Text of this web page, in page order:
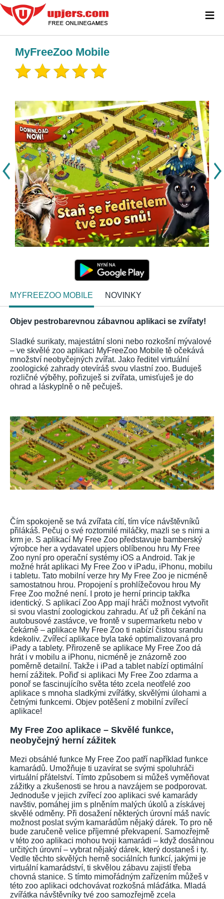
MyFreeZoo Mobile
MYFREEZOO MOBILE NOVINKY
Objev pestrobarevnou zábavnou aplikaci se zvířaty!
Sladké surikaty, majestátní sloni nebo rozkošní mývalové
– ve skvělé zoo aplikaci MyFreeZoo Mobile tě očekává
množství neobyčejných zvířat. Jako ředitel virtuální
zoologické zahrady otevíráš svou vlastní zoo. Buduješ
rozličné výběhy, pořizuješ si zvířata, umisťuješ je do
ohrad a láskyplně o ně pečuješ.
Čím spokojeně se tvá zvířata cítí, tím více návštěvníků
přilákáš. Pečuj o své roztomilé miláčky, mazli se s nimi a
krm je. S aplikací My Free Zoo představuje bamberský
výrobce her a vydavatel upjers oblíbenou hru My Free
Zoo nyní pro operační systémy iOS a Android. Tak je
možné hrát aplikaci My Free Zoo v iPadu, iPhonu, mobilu
i tabletu. Tato mobilní verze hry My Free Zoo je nicméně
samostatnou hrou. Propojení s prohlížečovou hrou My
Free Zoo možné není. I proto je herní princip takřka
identický. S aplikací Zoo App mají hráči možnost vytvořit
si svou vlastní zoologickou zahradu. Ať už při čekání na
autobusové zastávce, ve frontě v supermarketu nebo v
čekárně – aplikace My Free Zoo ti nabízí čistou srandu
kdekoliv. Zvířecí aplikace byla také optimalizovaná pro
iPady a tablety. Přirozeně se aplikace My Free Zoo dá
hrát i v mobilu a iPhonu, nicméně je znázorně zoo
poměrně detailní. Takže i iPad a tablet nabízí optimální
herní zážitek. Pořiď si aplikaci My Free Zoo zdarma a
ponoř se fascinujícího světa této zcela neotřelé zoo
aplikace s mnoha sladkými zvířátky, skvělými úlohami a
četnými funkcemi. Objev potěšení z mobilní zvířecí
aplikace!
My Free Zoo aplikace – Skvělé funkce,
neobyčejný herní zážitek
Mezi obsáhlé funkce My Free Zoo patří například funkce
kamarádů. Umožňuje ti uzavírat se svými spoluhráči
virtuální přátelství. Tímto způsobem si můžeš vyměňovat
zážitky a zkušenosti se hrou a navzájem se podporovat.
Jednoduše v jejich zvířecí zoo aplikaci své kamarády
navštiv, pomáhej jim s plněním malých úkolů a získávej
skvělé odměny. Při dosažení některých úrovní máš navíc
možnost poslat svým kamarádům nějaký dárek. To pro ně
bude zaručeně velice příjemné překvapení. Samozřejmě
v této zoo aplikaci mohou tvoji kamarádi – když dosáhnou
určitých úrovní – vybrat nějaký dárek, který dostaneš i ty.
Vedle těchto skvělých herně sociálních funkcí, jakými je
virtuální kamarádství, ti skvělou zábavu zajistí třeba
chovná stanice. S tímto mimořádným zařízením můžeš v
této zoo aplikaci odchovávat rozkošná mláďátka. Mladá
zvířátka návštěvníky tvé zoo samozřejmě zcela
≡